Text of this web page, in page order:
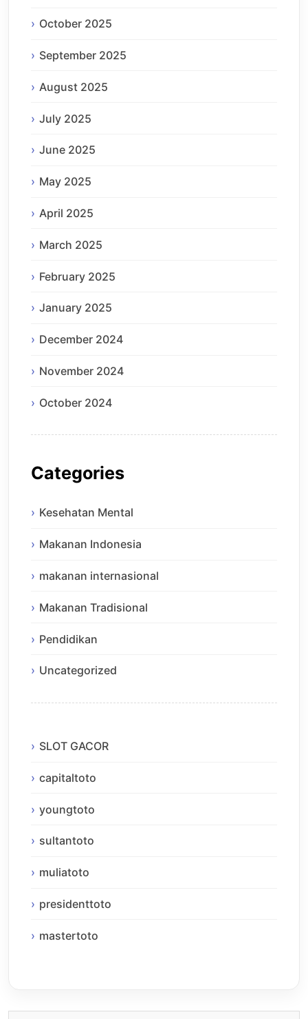
October 2025
September 2025
August 2025
July 2025
June 2025
May 2025
April 2025
March 2025
February 2025
January 2025
December 2024
November 2024
October 2024
Categories
Kesehatan Mental
Makanan Indonesia
makanan internasional
Makanan Tradisional
Pendidikan
Uncategorized
SLOT GACOR
capitaltoto
youngtoto
sultantoto
muliatoto
presidenttoto
mastertoto